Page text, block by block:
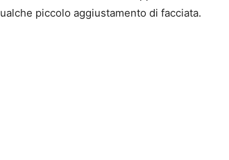
piccolo aggiustamento di facciata.